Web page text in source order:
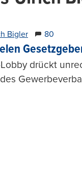
Bigler 80
drückt